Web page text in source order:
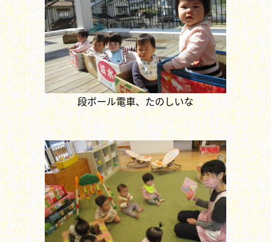
段ボール電車、たのしいな